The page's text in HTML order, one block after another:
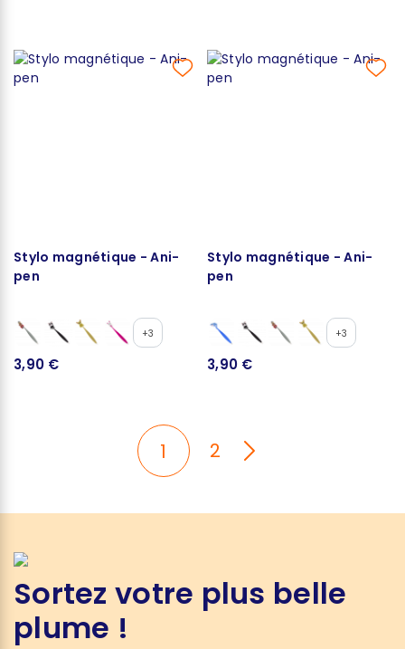
Stylo magnétique - Ani-
pen
+3
3,90 €
Stylo magnétique - Ani-
pen
+3
3,90 €
1 2
Sortez votre plus belle
plume !